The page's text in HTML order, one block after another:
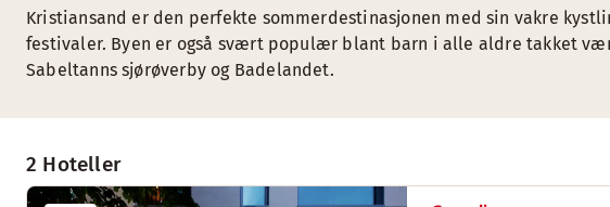
2 Hoteller
Kristiansand er den perfekte sommerdestinasjonen med sin vakre
festivaler. Byen er også svært populær blant barn i alle aldre takket
Sabeltanns sjørøverby og Badelandet.